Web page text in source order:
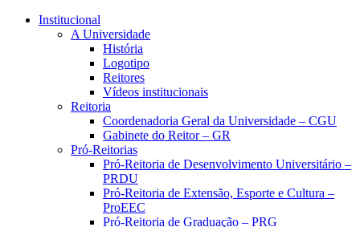
Conteúdo principal
Institucional
A Universidade
História
Logotipo
Reitores
Vídeos institucionais
Reitoria
Coordenadoria Geral da Universidade – CGU
Gabinete do Reitor – GR
Pró-Reitorias
Pró-Reitoria de Desenvolvimento Universitário –
PRDU
Pró-Reitoria de Extensão, Esporte e Cultura –
ProEEC
Pró-Reitoria de Graduação – PRG